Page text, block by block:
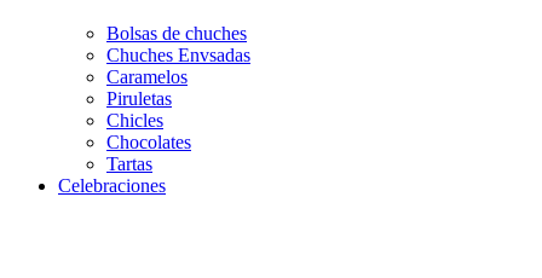
Bolsas de chuches
Chuches Envsadas
Caramelos
Piruletas
Chicles
Chocolates
Tartas
Celebraciones